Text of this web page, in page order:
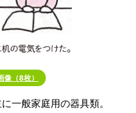
像（8枚）
一般家庭用の器具類。